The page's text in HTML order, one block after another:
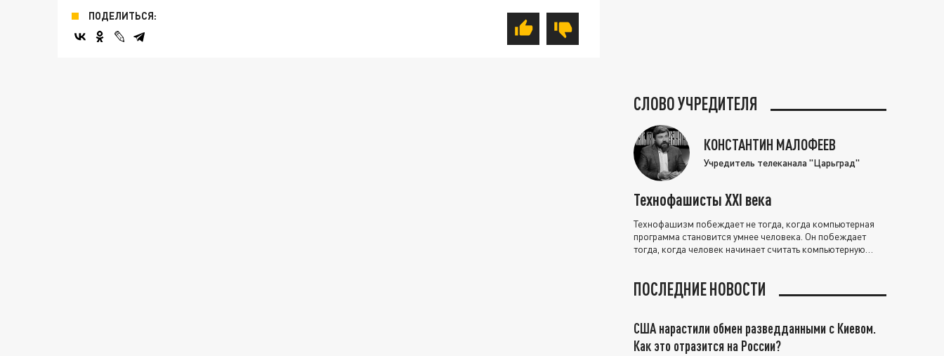
ПОДЕЛИТЬСЯ:
СЛОВО УЧРЕДИТЕЛЯ
КОНСТАНТИН МАЛОФЕЕВ
Учредитель телеканала "Царьград"
Технофашисты XXI века
Технофашизм побеждает не тогда, когда компьютерная
программа становится умнее человека. Он побеждает
тогда, когда человек начинает считать компьютерную
ПОСЛЕДНИЕ НОВОСТИ
США нарастили обмен разведданными с Киевом.
Как это отразится на России?